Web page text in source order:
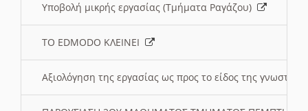
Υποβολή μικρής εργασίας (Τμήματα Ραγάζου)
ΤΟ EDMODO ΚΛΕΙΝΕΙ
Αξιολόγηση της εργασίας ως προς το είδος της